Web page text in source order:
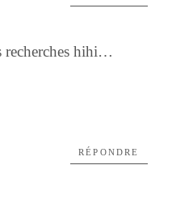
recherches hihi…
RÉPONDRE